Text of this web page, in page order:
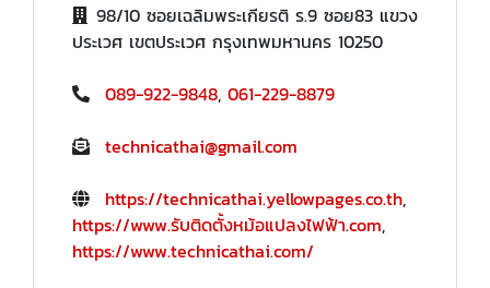
98/10 ซอยเฉลิมพระเกียรติ ร.9 ซอย83 แขวง
ประเวศ เขตประเวศ กรุงเทพมหานคร 10250
089-922-9848, 061-229-8879
technicathai@gmail.com
https://technicathai.yellowpages.co.th,
https://www.รับติดตั้งหม้อแปลงไฟฟ้า.com,
https://www.technicathai.com/